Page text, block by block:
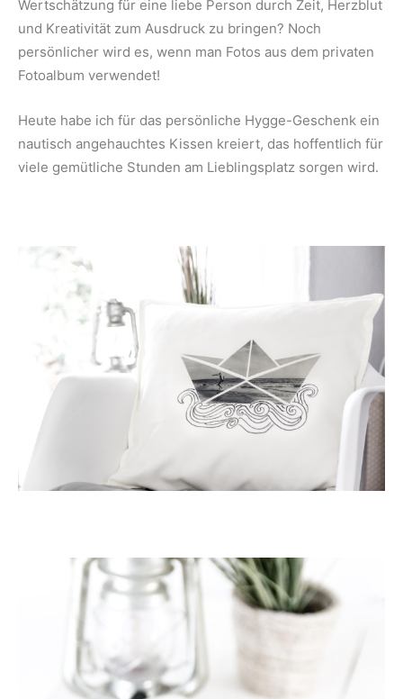
Wertschätzung für eine liebe Person durch Zeit, Herzblut
und Kreativität zum Ausdruck zu bringen? Noch
persönlicher wird es, wenn man Fotos aus dem privaten
Fotoalbum verwendet!
Heute habe ich für das persönliche Hygge-Geschenk ein
nautisch angehauchtes Kissen kreiert, das hoffentlich für
viele gemütliche Stunden am Lieblingsplatz sorgen wird.